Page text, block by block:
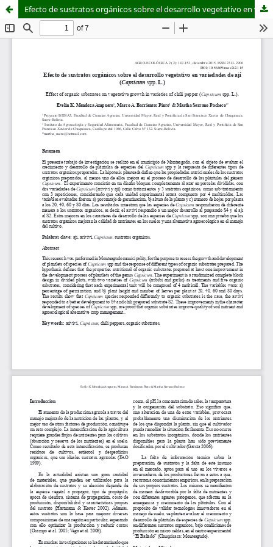
Efecto de sustratos orgánicos sobre el desarrollo vegetativo en variedades de ají (Capsicum spp. L.)